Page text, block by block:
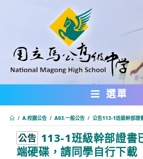
內
選單
/ A.校園公告 / A03.一般公告 / 公告113-1班級幹部證
公告 113-1班級幹部證書
端硬碟，請同學自行下載